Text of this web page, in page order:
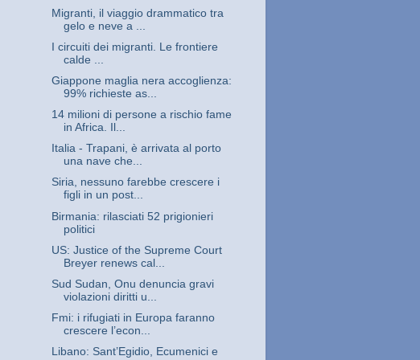
Migranti, il viaggio drammatico tra
gelo e neve a ...
I circuiti dei migranti. Le frontiere
calde ...
Giappone maglia nera accoglienza:
99% richieste as...
14 milioni di persone a rischio fame
in Africa. Il...
Italia - Trapani, è arrivata al porto
una nave che...
Siria, nessuno farebbe crescere i
figli in un post...
Birmania: rilasciati 52 prigionieri
politici
US: Justice of the Supreme Court
Breyer renews cal...
Sud Sudan, Onu denuncia gravi
violazioni diritti u...
Fmi: i rifugiati in Europa faranno
crescere l’econ...
Libano: Sant’Egidio, Ecumenici e